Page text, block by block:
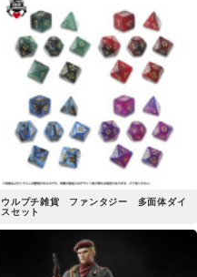
ウルプチ雑貨 ファンタジー 多面体ダイ
スセット